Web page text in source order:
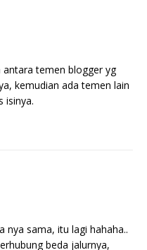
antara temen blogger yg
kemudian ada temen lain
isinya.
nya sama, itu lagi hahaha..
beda jalurnya,